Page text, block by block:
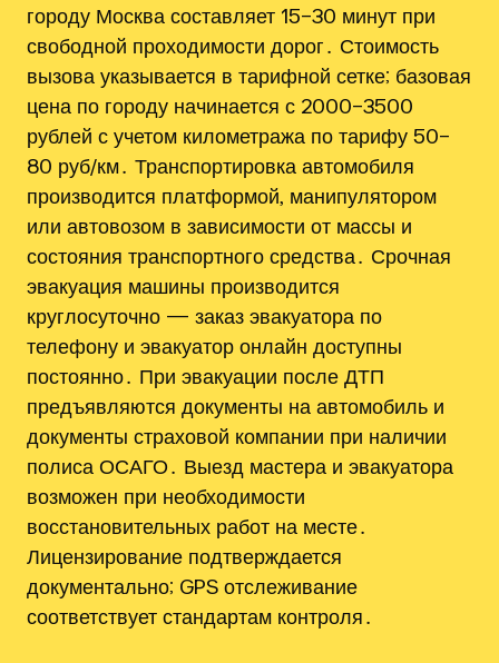
городу Москва составляет 15–30 минут при
свободной проходимости дорог․ Стоимость
вызова указывается в тарифной сетке; базовая
цена по городу начинается с 2000–3500
рублей с учетом километража по тарифу 50–
80 руб/км․ Транспортировка автомобиля
производится платформой‚ манипулятором
или автовозом в зависимости от массы и
состояния транспортного средства․ Срочная
эвакуация машины производится
круглосуточно — заказ эвакуатора по
телефону и эвакуатор онлайн доступны
постоянно․ При эвакуации после ДТП
предъявляются документы на автомобиль и
документы страховой компании при наличии
полиса ОСАГО․ Выезд мастера и эвакуатора
возможен при необходимости
восстановительных работ на месте․
Лицензирование подтверждается
документально; GPS отслеживание
соответствует стандартам контроля․